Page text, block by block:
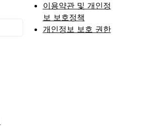
이용약관 및 개인정
보 보호정책
개인정보 보호 권한